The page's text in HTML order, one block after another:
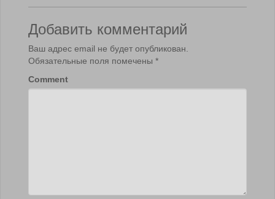
Добавить комментарий
Ваш адрес email не будет опубликован.
Обязательные поля помечены *
Comment